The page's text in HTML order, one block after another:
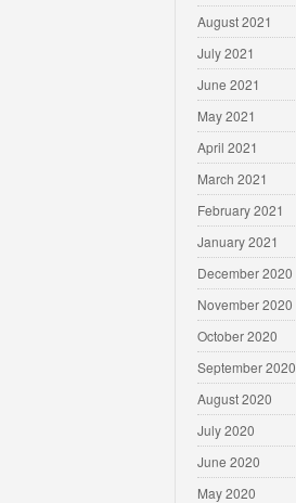
August 2021
July 2021
June 2021
May 2021
April 2021
March 2021
February 2021
January 2021
December 2020
November 2020
October 2020
September 2020
August 2020
July 2020
June 2020
May 2020